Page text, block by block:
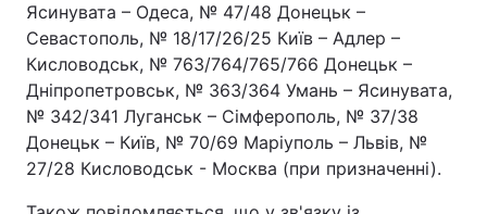
Ясинувата – Одеса, № 47/48 Донецьк –
Севастополь, № 18/17/26/25 Київ – Адлер –
Кисловодськ, № 763/764/765/766 Донецьк –
Дніпропетровськ, № 363/364 Умань – Ясинувата,
№ 342/341 Луганськ – Сімферополь, № 37/38
Донецьк – Київ, № 70/69 Маріуполь – Львів, №
27/28 Кисловодськ - Москва (при призначенні).